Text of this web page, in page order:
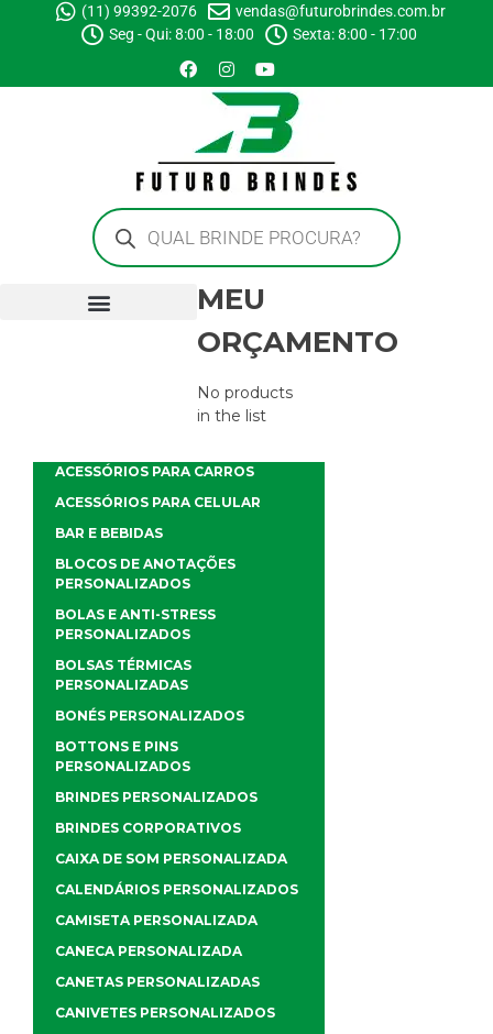
(11) 99392-2076
vendas@futurobrindes.com.br
Seg - Qui: 8:00 - 18:00
Sexta: 8:00 - 17:00
MEU
ORÇAMENTO
No products
in the list
ACESSÓRIOS PARA CARROS
ACESSÓRIOS PARA CELULAR
BAR E BEBIDAS
BLOCOS DE ANOTAÇÕES
PERSONALIZADOS
BOLAS E ANTI-STRESS
PERSONALIZADOS
BOLSAS TÉRMICAS
PERSONALIZADAS
BONÉS PERSONALIZADOS
BOTTONS E PINS
PERSONALIZADOS
BRINDES PERSONALIZADOS
BRINDES CORPORATIVOS
CAIXA DE SOM PERSONALIZADA
CALENDÁRIOS PERSONALIZADOS
CAMISETA PERSONALIZADA
CANECA PERSONALIZADA
CANETAS PERSONALIZADAS
CANIVETES PERSONALIZADOS